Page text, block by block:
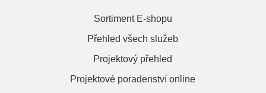
Sortiment E-shopu
Přehled všech služeb
Projektový přehled
Projektové poradenství online